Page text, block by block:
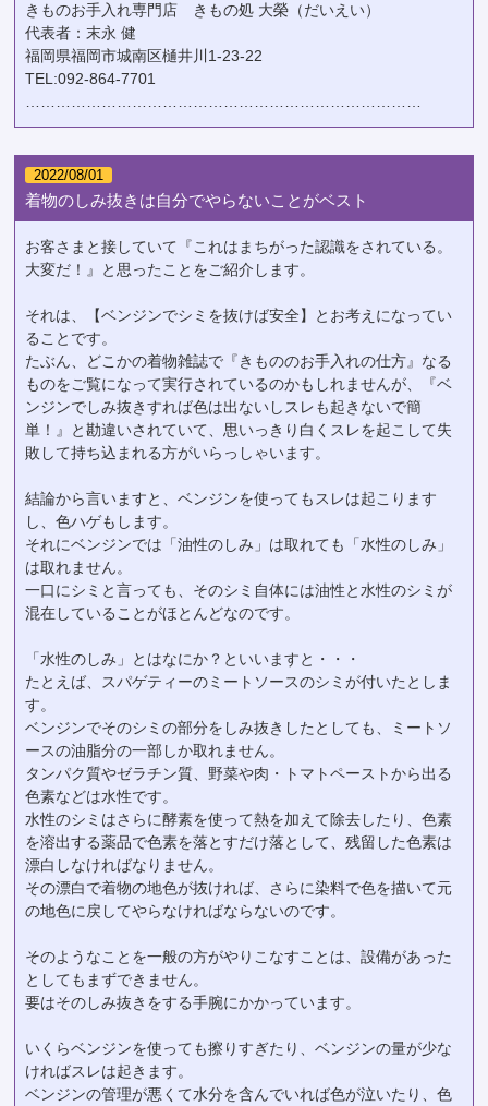
きものお手入れ専門店 きもの処 大榮（だいえい）
代表者：末永 健
福岡県福岡市城南区樋井川1-23-22
TEL:092-864-7701
2022/08/01
着物のしみ抜きは自分でやらないことがベスト
お客さまと接していて『これはまちがった認識をされている。
大変だ！』と思ったことをご紹介します。
それは、【ベンジンでシミを抜けば安全】とお考えになってい
ることです。
たぶん、どこかの着物雑誌で『きもののお手入れの仕方』なる
ものをご覧になって実行されているのかもしれませんが、『ベ
ンジンでしみ抜きすれば色は出ないしスレも起きないで簡
単！』と勘違いされていて、思いっきり白くスレを起こして失
敗して持ち込まれる方がいらっしゃいます。
結論から言いますと、ベンジンを使ってもスレは起こります
し、色ハゲもします。
それにベンジンでは「油性のしみ」は取れても「水性のしみ」
は取れません。
一口にシミと言っても、そのシミ自体には油性と水性のシミが
混在していることがほとんどなのです。
「水性のしみ」とはなにか？といいますと・・・
たとえば、スパゲティーのミートソースのシミが付いたとしま
す。
ベンジンでそのシミの部分をしみ抜きしたとしても、ミートソ
ースの油脂分の一部しか取れません。
タンパク質やゼラチン質、野菜や肉・トマトペーストから出る
色素などは水性です。
水性のシミはさらに酵素を使って熱を加えて除去したり、色素
を溶出する薬品で色素を落とすだけ落として、残留した色素は
漂白しなければなりません。
その漂白で着物の地色が抜ければ、さらに染料で色を描いて元
の地色に戻してやらなければならないのです。
そのようなことを一般の方がやりこなすことは、設備があった
としてもまずできません。
要はそのしみ抜きをする手腕にかかっています。
いくらベンジンを使っても擦りすぎたり、ベンジンの量が少な
ければスレは起きます。
ベンジンの管理が悪くて水分を含んでいれば色が泣いたり、色